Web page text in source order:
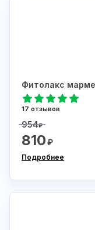
Фитолакс
17 отзывов
954₽
810₽
Подробнее